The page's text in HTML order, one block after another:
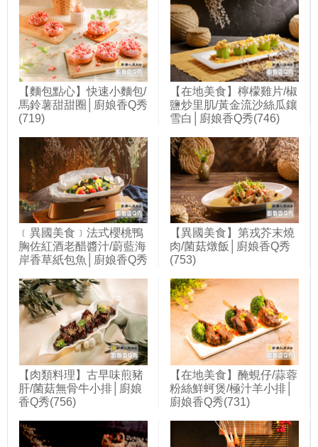
【麵包點心】快速小麵包/
馬鈴薯甜甜圈│廚娘香Q秀
(719)
【在地美食】檸檬雞片/椒
鹽炒里肌/黃金流沙絲瓜鑲
雪白│廚娘香Q秀(746)
﹝異國美食﹞法式櫻桃鴨
胸佐紅酒老醋醬汁/蔚藍海
岸香草紙包魚│廚娘香Q秀
【異國美食】第戎芥末燒
肉/菌菇燉飯│廚娘香Q秀
(753)
【肉類料理】古早味煎豬
肝/菌菇無骨牛小排│廚娘
香Q秀(756)
【在地美食】醃蜆仔/蒜蓉
粉絲鮮蚵煲/極汁羊小排│
廚娘香Q秀(731)